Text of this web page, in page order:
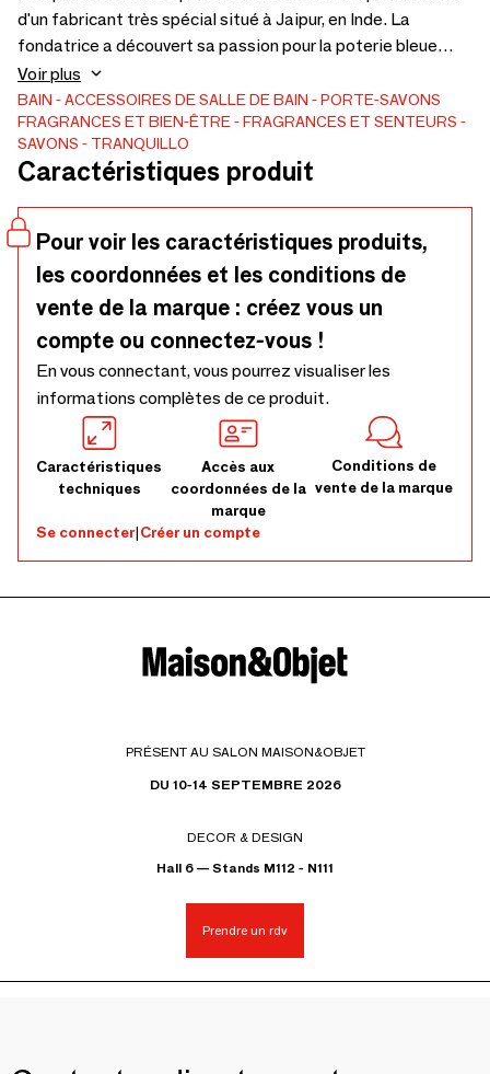
d'un fabricant très spécial situé à Jaipur, en Inde. La
fondatrice a découvert sa passion pour la poterie bleue
traditionnelle, une technique artistique étroitement liée à
l'histoire de Jaipur depuis le début du XIXe siècle et qui
avait presque sombré dans l'oubli. Lors d'une visite dans les
régions rurales autour de Jaipur, elle a reconnu le potentiel
de cet artisanat ancien : non seulement il pouvait être
préservé, mais il pouvait également devenir le moyen de
subsistance de nombreuses familles.
Voir plus
BAIN ACCESSOIRES DE SALLE DE BAIN
PORTE-SAVONS
FRAGRANCES ET BIEN-ÊTRE
FRAGRANCES ET SENTEURS
SAVONS
TRANQUILLO
Caractéristiques produit
Pour voir les caractéristiques produits,
les coordonnées et les conditions de
vente de la marque : créez vous un
compte ou connectez-vous !
En vous connectant, vous pourrez visualiser les
informations complètes de ce produit.
Caractéristiques
techniques
Accès aux
coordonnées de la
marque
Conditions de
vente de la marque
Se connecter|Créer un compte
PRÉSENT AU SALON MAISON&OBJET
DU 10-14 SEPTEMBRE 2026
DECOR & DESIGN
Hall 6 — Stands M112 - N111
Prendre un rdv